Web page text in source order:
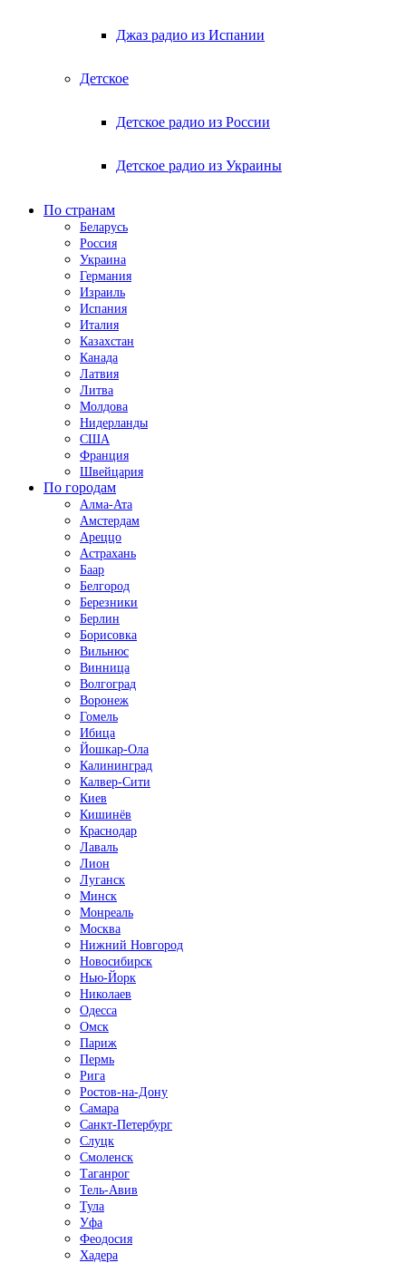
Джаз радио из Испании
Детское
Детское радио из России
Детское радио из Украины
По странам
Беларусь
Россия
Украина
Германия
Израиль
Испания
Италия
Казахстан
Канада
Латвия
Литва
Молдова
Нидерланды
США
Франция
Швейцария
По городам
Алма-Ата
Амстердам
Ареццо
Астрахань
Баар
Белгород
Березники
Берлин
Борисовка
Вильнюс
Винница
Волгоград
Воронеж
Гомель
Ибица
Йошкар-Ола
Калининград
Калвер-Сити
Киев
Кишинёв
Краснодар
Лаваль
Лион
Луганск
Минск
Монреаль
Москва
Нижний Новгород
Новосибирск
Нью-Йорк
Николаев
Одесса
Омск
Париж
Пермь
Рига
Ростов-на-Дону
Самара
Санкт-Петербург
Слуцк
Смоленск
Таганрог
Тель-Авив
Тула
Уфа
Феодосия
Хадера